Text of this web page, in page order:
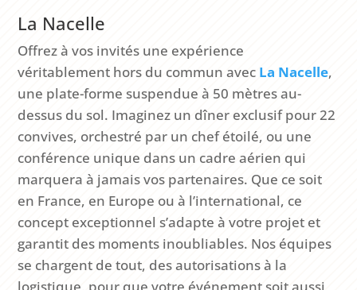
La Nacelle
Offrez à vos invités une expérience
véritablement hors du commun avec La Nacelle,
une plate-forme suspendue à 50 mètres au-
dessus du sol. Imaginez un dîner exclusif pour 22
convives, orchestré par un chef étoilé, ou une
conférence unique dans un cadre aérien qui
marquera à jamais vos partenaires. Que ce soit
en France, en Europe ou à l’international, ce
concept exceptionnel s’adapte à votre projet et
garantit des moments inoubliables. Nos équipes
se chargent de tout, des autorisations à la
logistique, pour que votre événement soit aussi